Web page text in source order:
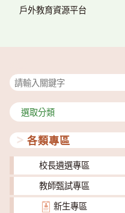
戶外教育資源平台
分
類
各類專區
校長遴選專區
教師甄試專區
新生專區